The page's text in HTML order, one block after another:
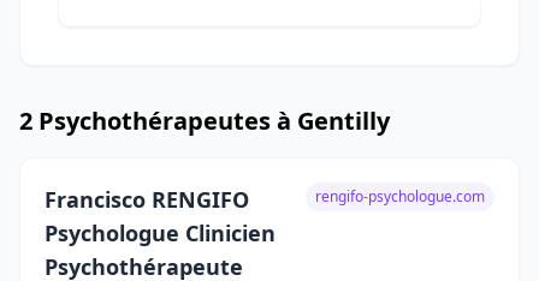
2 Psychothérapeutes à Gentilly
Francisco RENGIFO
Psychologue Clinicien
Psychothérapeute
rengifo-psychologue.com